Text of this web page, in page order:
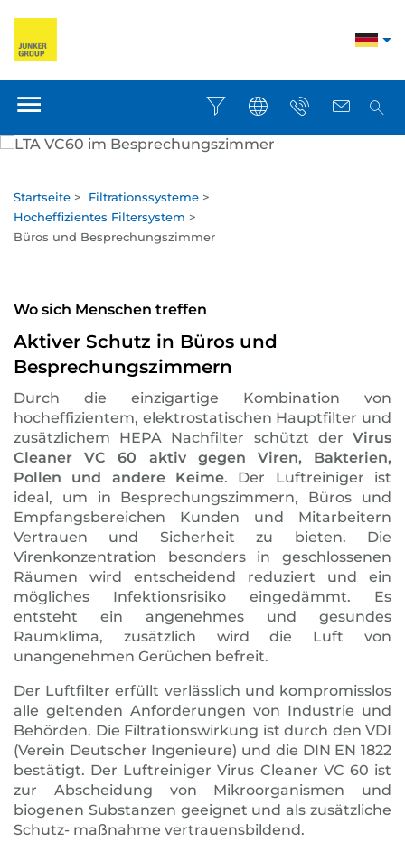
Startseite > Filtrationssysteme >
Hocheffizientes Filtersystem >
Büros und Besprechungszimmer
Wo sich Menschen treffen
Aktiver Schutz in Büros und
Besprechungszimmern
Durch die einzigartige Kombination von
hocheffizientem, elektrostatischen Hauptfilter und
zusätzlichem HEPA Nachfilter schützt der Virus
Cleaner VC 60 aktiv gegen Viren, Bakterien,
Pollen und andere Keime. Der Luftreiniger ist
ideal, um in Besprechungszimmern, Büros und
Empfangsbereichen Kunden und Mitarbeitern
Vertrauen und Sicherheit zu bieten. Die
Virenkonzentration besonders in geschlossenen
Räumen wird entscheidend reduziert und ein
mögliches Infektionsrisiko eingedämmt. Es
entsteht ein angenehmes und gesundes
Raumklima, zusätzlich wird die Luft von
unangenehmen Gerüchen befreit.
Der Luftfilter erfüllt verlässlich und kompromisslos
alle geltenden Anforderungen von Industrie und
Behörden. Die Filtrationswirkung ist durch den VDI
(Verein Deutscher Ingenieure) und die DIN EN 1822
bestätigt. Der Luftreiniger Virus Cleaner VC 60 ist
zur Abscheidung von Mikroorganismen und
biogenen Substanzen geeignet und als zusätzliche
Schutz- maßnahme vertrauensbildend.